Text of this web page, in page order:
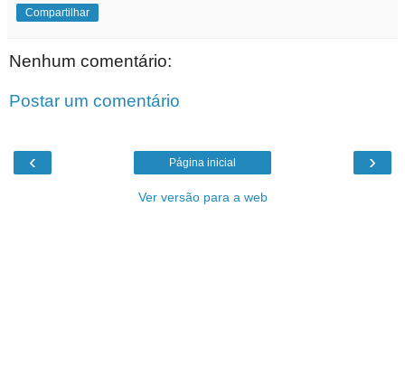
Compartilhar
Nenhum comentário:
Postar um comentário
‹ ›
Página inicial
Ver versão para a web